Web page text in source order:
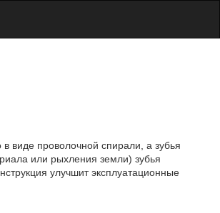
виде проволочной спирали, а зубья
или рыхления земли) зубья
улучшит эксплуатационные